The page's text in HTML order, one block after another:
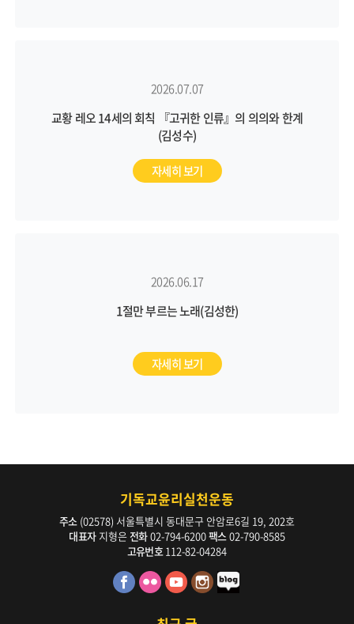
2026.07.07
교황 레오 14세의 회칙 『고귀한 인류』의 의의와 한계
(김성수)
자세히 보기
2026.06.17
1절만 부르는 노래(김성한)
자세히 보기
기독교윤리실천운동
주소(02578) 서울특별시 동대문구 안암로6길 19, 202호
대표자지형은 전화02-794-6200팩스02-790-8585
고유번호112-82-04284